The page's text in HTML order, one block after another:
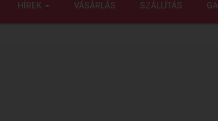
HÍREK VÁSÁRLÁS SZÁLLÍTÁS